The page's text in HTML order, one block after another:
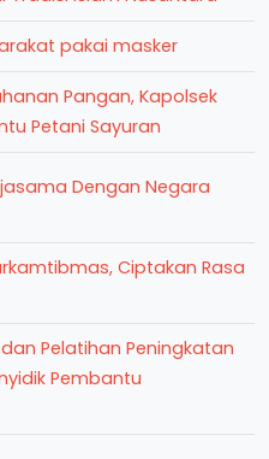
pakai masker
Pangan, Kapolsek
Petani Sayuran
Dengan Negara
Ciptakan Rasa
Pelatihan Peningkatan
Pembantu